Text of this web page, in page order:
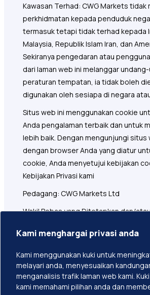
Kawasan Terhad: CWG Markets tidak
perkhidmatan kepada penduduk
termasuk tetapi tidak terhad kepada
Malaysia, Republik Islam Iran, dan
Sekiranya pengedaran atau
dari laman web ini melanggar
peraturan tempatan, ia tidak boleh
digunakan oleh sesiapa di negara
Situs web ini menggunakan cookie
Anda pengalaman terbaik dan untuk
lebih baik. Dengan mengunjungi situs
dengan browser Anda yang diatur
cookie, Anda menyetujui kebijakan
Kebijakan Privasi kami
Pedagang: CWG Markets Ltd
Wakil Bebas yang Ditetapkan dan/
Alamat Didaftarkan: 1276 Kumul
Govant, Tingkat 1, Port Vila, Vanuatu
CWG Markets Ltd bertanggungjawab
pemasaran, pengedaran, dan
sokongan pelanggan yang berkaitan
Kami menghargai privasi anda
Kami menggunakan kuki untuk
melayari anda, menyesuaikan
menganalisis trafik laman web kami.
kami memahami pilihan anda dan